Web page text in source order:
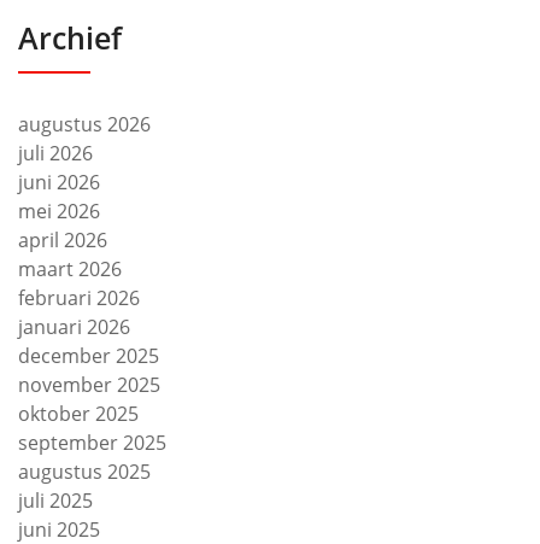
Archief
augustus 2026
juli 2026
juni 2026
mei 2026
april 2026
maart 2026
februari 2026
januari 2026
december 2025
november 2025
oktober 2025
september 2025
augustus 2025
juli 2025
juni 2025